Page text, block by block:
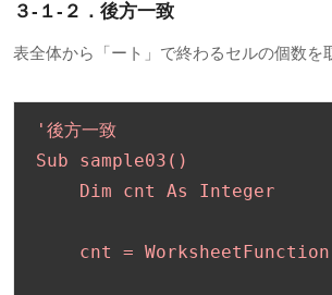
３-１-２．後方一致
表全体から「ート」で終わるセルの個数を
'後方一致
Sub sample03()
    Dim cnt As Integer
cnt =